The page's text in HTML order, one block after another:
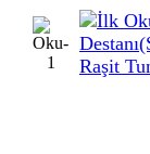
Raşit